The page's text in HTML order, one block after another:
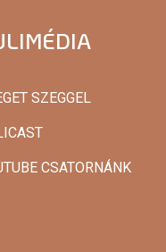
SZEGGEL
CSATORNÁNK